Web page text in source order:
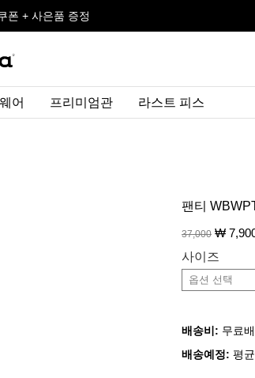
폰 + 사은품 증정
폰 + 사은품 증정
어 프리미엄관 라스트 피스
팬티
37,000 ₩
사이즈
배송비: 무료
배송예정: 평